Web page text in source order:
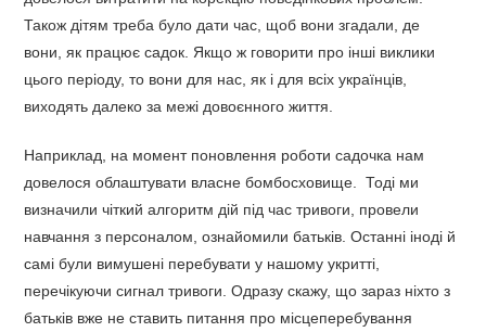
Також дітям треба було дати час, щоб вони згадали, де
вони, як працює садок. Якщо ж говорити про інші виклики
цього періоду, то вони для нас, як і для всіх українців,
виходять далеко за межі довоєнного життя.
Наприклад, на момент поновлення роботи садочка нам
довелося облаштувати власне бомбосховище. Тоді ми
визначили чіткий алгоритм дій під час тривоги, провели
навчання з персоналом, ознайомили батьків. Останні іноді й
самі були вимушені перебувати у нашому укритті,
перечікуючи сигнал тривоги. Одразу скажу, що зараз ніхто з
батьків вже не ставить питання про місцеперебування